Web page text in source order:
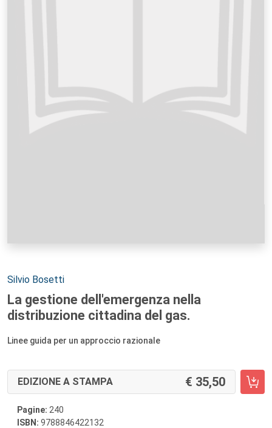
Autori:
Silvio Bosetti
La gestione dell'emergenza nella
distribuzione cittadina del gas.
Linee guida per un approccio razionale
EDIZIONE A STAMPA 35,50
Pagine: 240
ISBN: 9788846422132